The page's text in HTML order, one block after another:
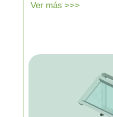
Ver más >>>